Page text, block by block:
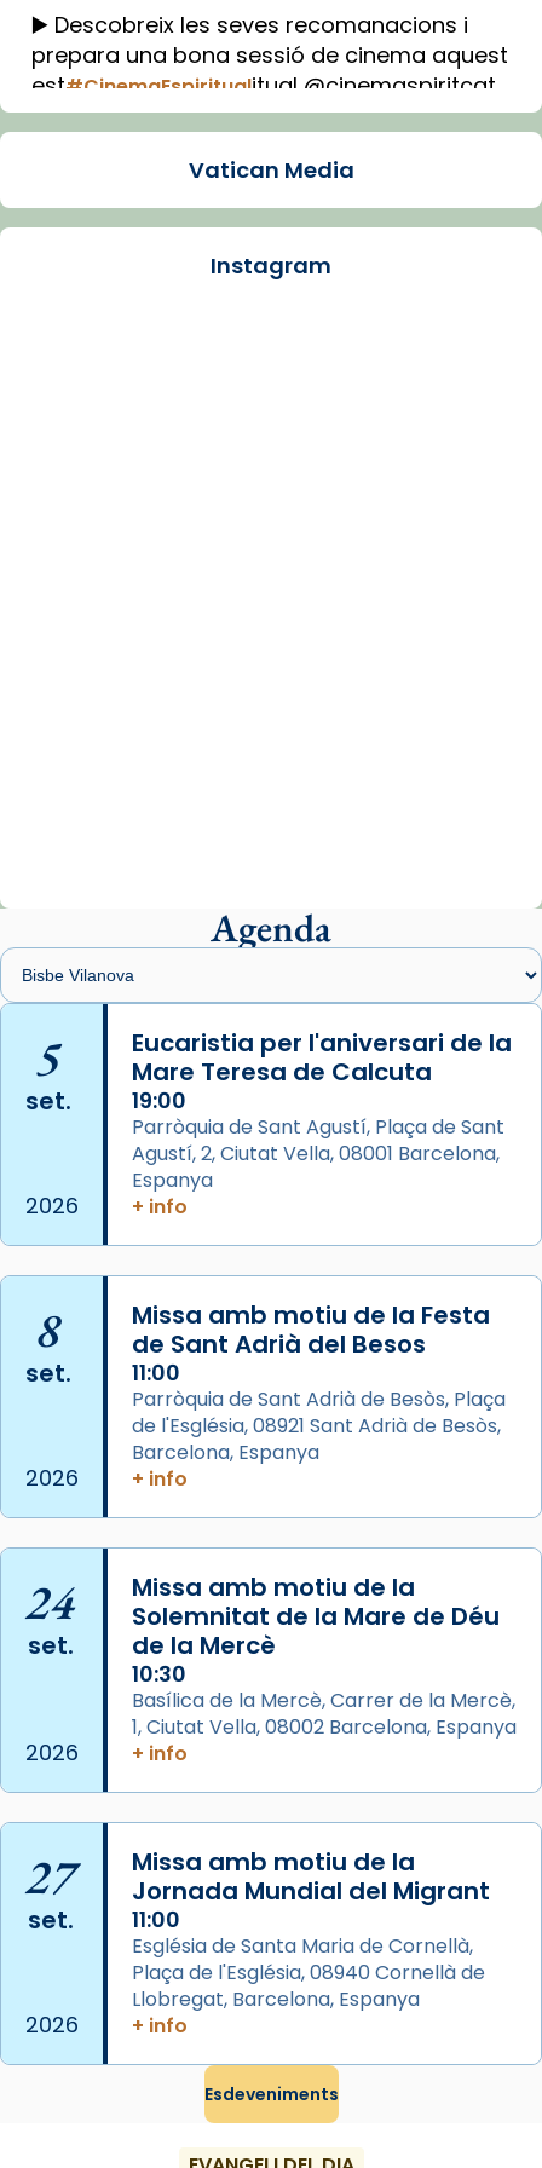
▶️ Descobreix les seves recomanacions i
prepara una bona sessió de cinema aquest
est#CinemaEspiritualitual @cinemaspiritcat
Imatge: Generada amb IA (OpenAI)
Arquebisbat de Barcelona
presidit aquest 27 de juliol la missa de Les
Santes de Mataró.
🔗
📸 J. Merino
Photo
View on Facebook ·
Arquebisbat de Barcelona
de Barcelona.
2 weeks ago
comitè organitzador de la visita apostòlica
del Sant Pare Lleó XIV a Barcelona, i als
col·laboradors, a la Catedral de Barcelona.
L’arquebisbe de Barcelona, el cardenal Joan
Josep Omella, ha presidit la missa i l’ha
concelebrat el bisbe auxiliar de Barcelona,
Mons. David Abadías.
📸 Dr. G. Simón
Photo
View on Facebook · Share
Arquebisbat de Barcelona
2 weeks ago
Memòria de les santes Juliana i
Semproniana, verges i màrtirs.
partir de l’Edat Mitjana sorgeix la tradició
que les santes Juliana (“relatiu a Júlia”) i
Semproniana (“relatiu a Semprònia =
eterna”) són deixebles seves. I l’any 1667, el
frare Joan Gaspar Roig, afirma en una obra
que les santes són filles de l’antiga Iluro.
les aconseguirà el 1772. L’ofici que es canta
a la “Missa de les Santes” (“Missa de
Vatican Media
Instagram
Agenda
5
set.
2026
Eucaristia per l'aniversari de la
Mare Teresa de Calcuta
19:00
Parròquia de Sant Agustí, Plaça de Sant
Agustí, 2, Ciutat Vella, 08001 Barcelona,
Espanya
+ info
8
set.
2026
Missa amb motiu de la Festa
de Sant Adrià del Besos
11:00
Parròquia de Sant Adrià de Besòs, Plaça
de l'Església, 08921 Sant Adrià de Besòs,
Barcelona, Espanya
+ info
24
set.
2026
Missa amb motiu de la
Solemnitat de la Mare de Déu
de la Mercè
10:30
Basílica de la Mercè, Carrer de la Mercè,
1, Ciutat Vella, 08002 Barcelona, Espanya
+ info
27
set.
2026
Missa amb motiu de la
Jornada Mundial del Migrant
11:00
Església de Santa Maria de Cornellà,
Plaça de l'Església, 08940 Cornellà de
Llobregat, Barcelona, Espanya
+ info
Esdeveniments